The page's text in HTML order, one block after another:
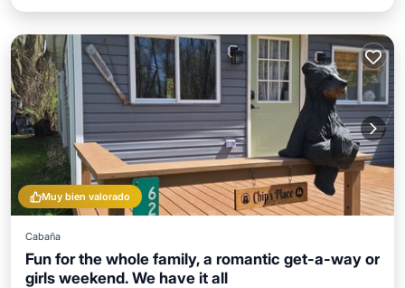
Muy bien valorado
Cabaña
Fun for the whole family, a romantic get-a-way or
girls weekend. We have it all